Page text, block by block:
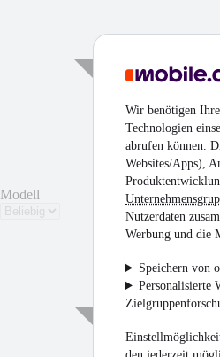
Wir benötigen
Technologien
abrufen können.
Websites/Apps),
Nutzerdaten
Werbung und die
Speichern von
Personalisierte
Modell